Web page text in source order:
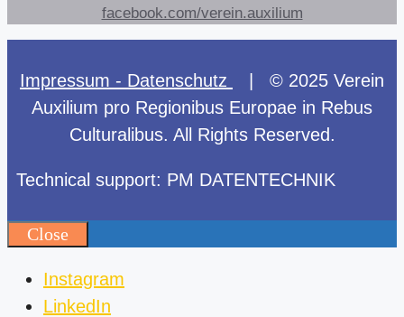
facebook.com/verein.auxilium
Impressum - Datenschutz
| © 2025 Verein
Auxilium pro Regionibus Europae in Rebus
Culturalibus. All Rights Reserved.
Technical support: PM DATENTECHNIK
Close
Instagram
LinkedIn